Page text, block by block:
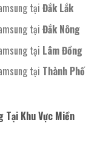
tại Đắk Lắk
tại Đắk Nông
tại Lâm Đồng
tại Thành Phố
Tại Khu Vực Miền